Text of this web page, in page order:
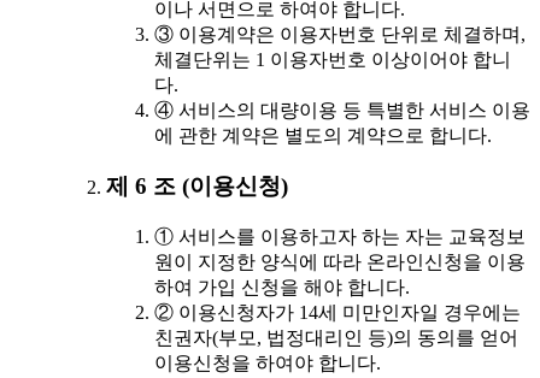
이나 서면으로 하여야 합니다.
③ 이용계약은 이용자번호 단위로 체결하며,
체결단위는 1 이용자번호 이상이어야 합니
다.
④ 서비스의 대량이용 등 특별한 서비스 이용
에 관한 계약은 별도의 계약으로 합니다.
제 6 조 (이용신청)
① 서비스를 이용하고자 하는 자는 교육정보
원이 지정한 양식에 따라 온라인신청을 이용
하여 가입 신청을 해야 합니다.
② 이용신청자가 14세 미만인자일 경우에는
친권자(부모, 법정대리인 등)의 동의를 얻어
이용신청을 하여야 합니다.